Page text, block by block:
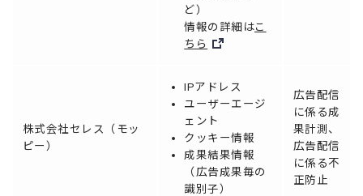
ど）
情報の詳細はこ
ちら
株式会社セレス（モッ
ピー）
IPアドレス
ユーザーエージ
ェント
クッキー情報
成果結果情報
（広告成果毎の
識別子）
広告配信
に係る成
果計測、
広告配信
に係る不
正防止